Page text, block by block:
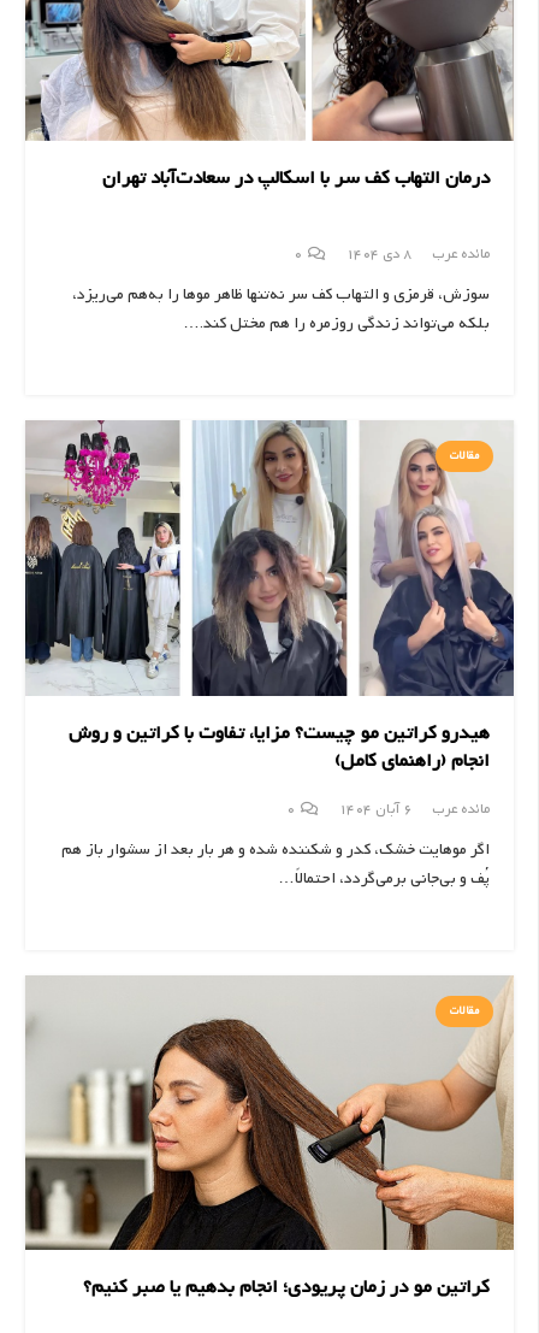
درمان التهاب کف سر با اسکالپ در سعادت‌آباد تهران
مائده عرب 8 دی 1404 0
سوزش، قرمزی و التهاب کف سر نه‌تنها ظاهر موها را به‌هم می‌ریزد،
بلکه می‌تواند زندگی روزمره را هم مختل کند.…
مقالات
هیدرو کراتین مو چیست؟ مزایا، تفاوت با کراتین و روش
انجام (راهنمای کامل)
مائده عرب 6 آبان 1404 0
اگر موهایت خشک، کدر و شکننده شده و هر بار بعد از سشوار باز هم
پُف و بی‌جانی برمی‌گردد، احتمالاً…
مقالات
کراتین مو در زمان پریودی؛ انجام بدهیم یا صبر کنیم؟